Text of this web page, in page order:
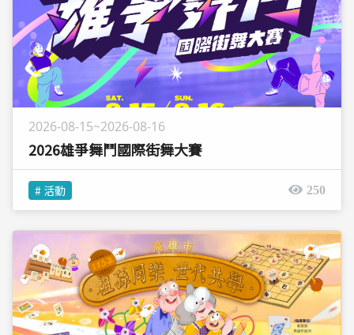
2026-08-15~2026-08-16
2026雄爭舞鬥國際街舞大賽
# 活動 250